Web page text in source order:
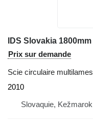
IDS Slovakia 1800mm
Prix sur demande
Scie circulaire multilames
2010
Slovaquie, Kežmarok